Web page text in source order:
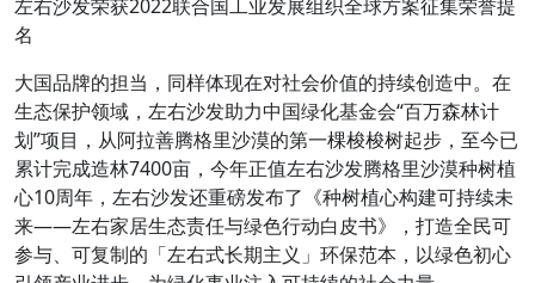
左右沙发荣获2022联合国工业发展组织全球方案征集荣誉提
名
大国品牌的担当，同样体现在对社会价值的持续创造中。在
生态保护领域，左右沙发助力中国绿化基金会“百万森林计
划”项目，从阿拉善腾格里沙漠的第一棵梭梭树起步，至今已
累计完成造林7400亩，今年正值左右沙发腾格里沙漠种树植
心10周年，左右沙发还重磅发布了《种树植心构建可持续未
来——左右家居生态责任与绿色行动白皮书》，打造全民可
参与、可复制的「左右式长期主义」环保范本，以绿色初心